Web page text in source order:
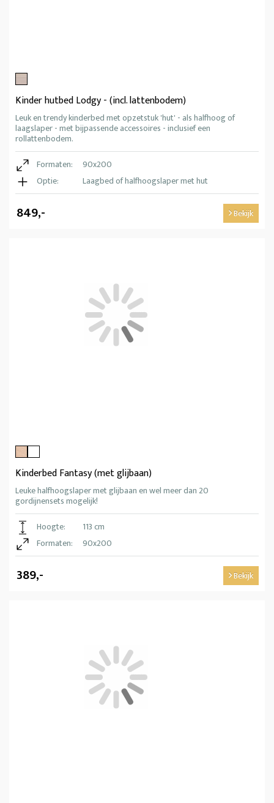
Kinder hutbed Lodgy - (incl. lattenbodem)
Leuk en trendy kinderbed met opzetstuk 'hut' - als halfhoog of
laagslaper - met bijpassende accessoires - inclusief een
rollattenbodem.
Formaten:
90x200
Optie:
Laagbed of halfhoogslaper met hut
849,- Bekijk
Kinderbed Fantasy (met glijbaan)
Leuke halfhoogslaper met glijbaan en wel meer dan 20
gordijnensets mogelijk!
Hoogte:
113 cm
Formaten:
90x200
389,- Bekijk